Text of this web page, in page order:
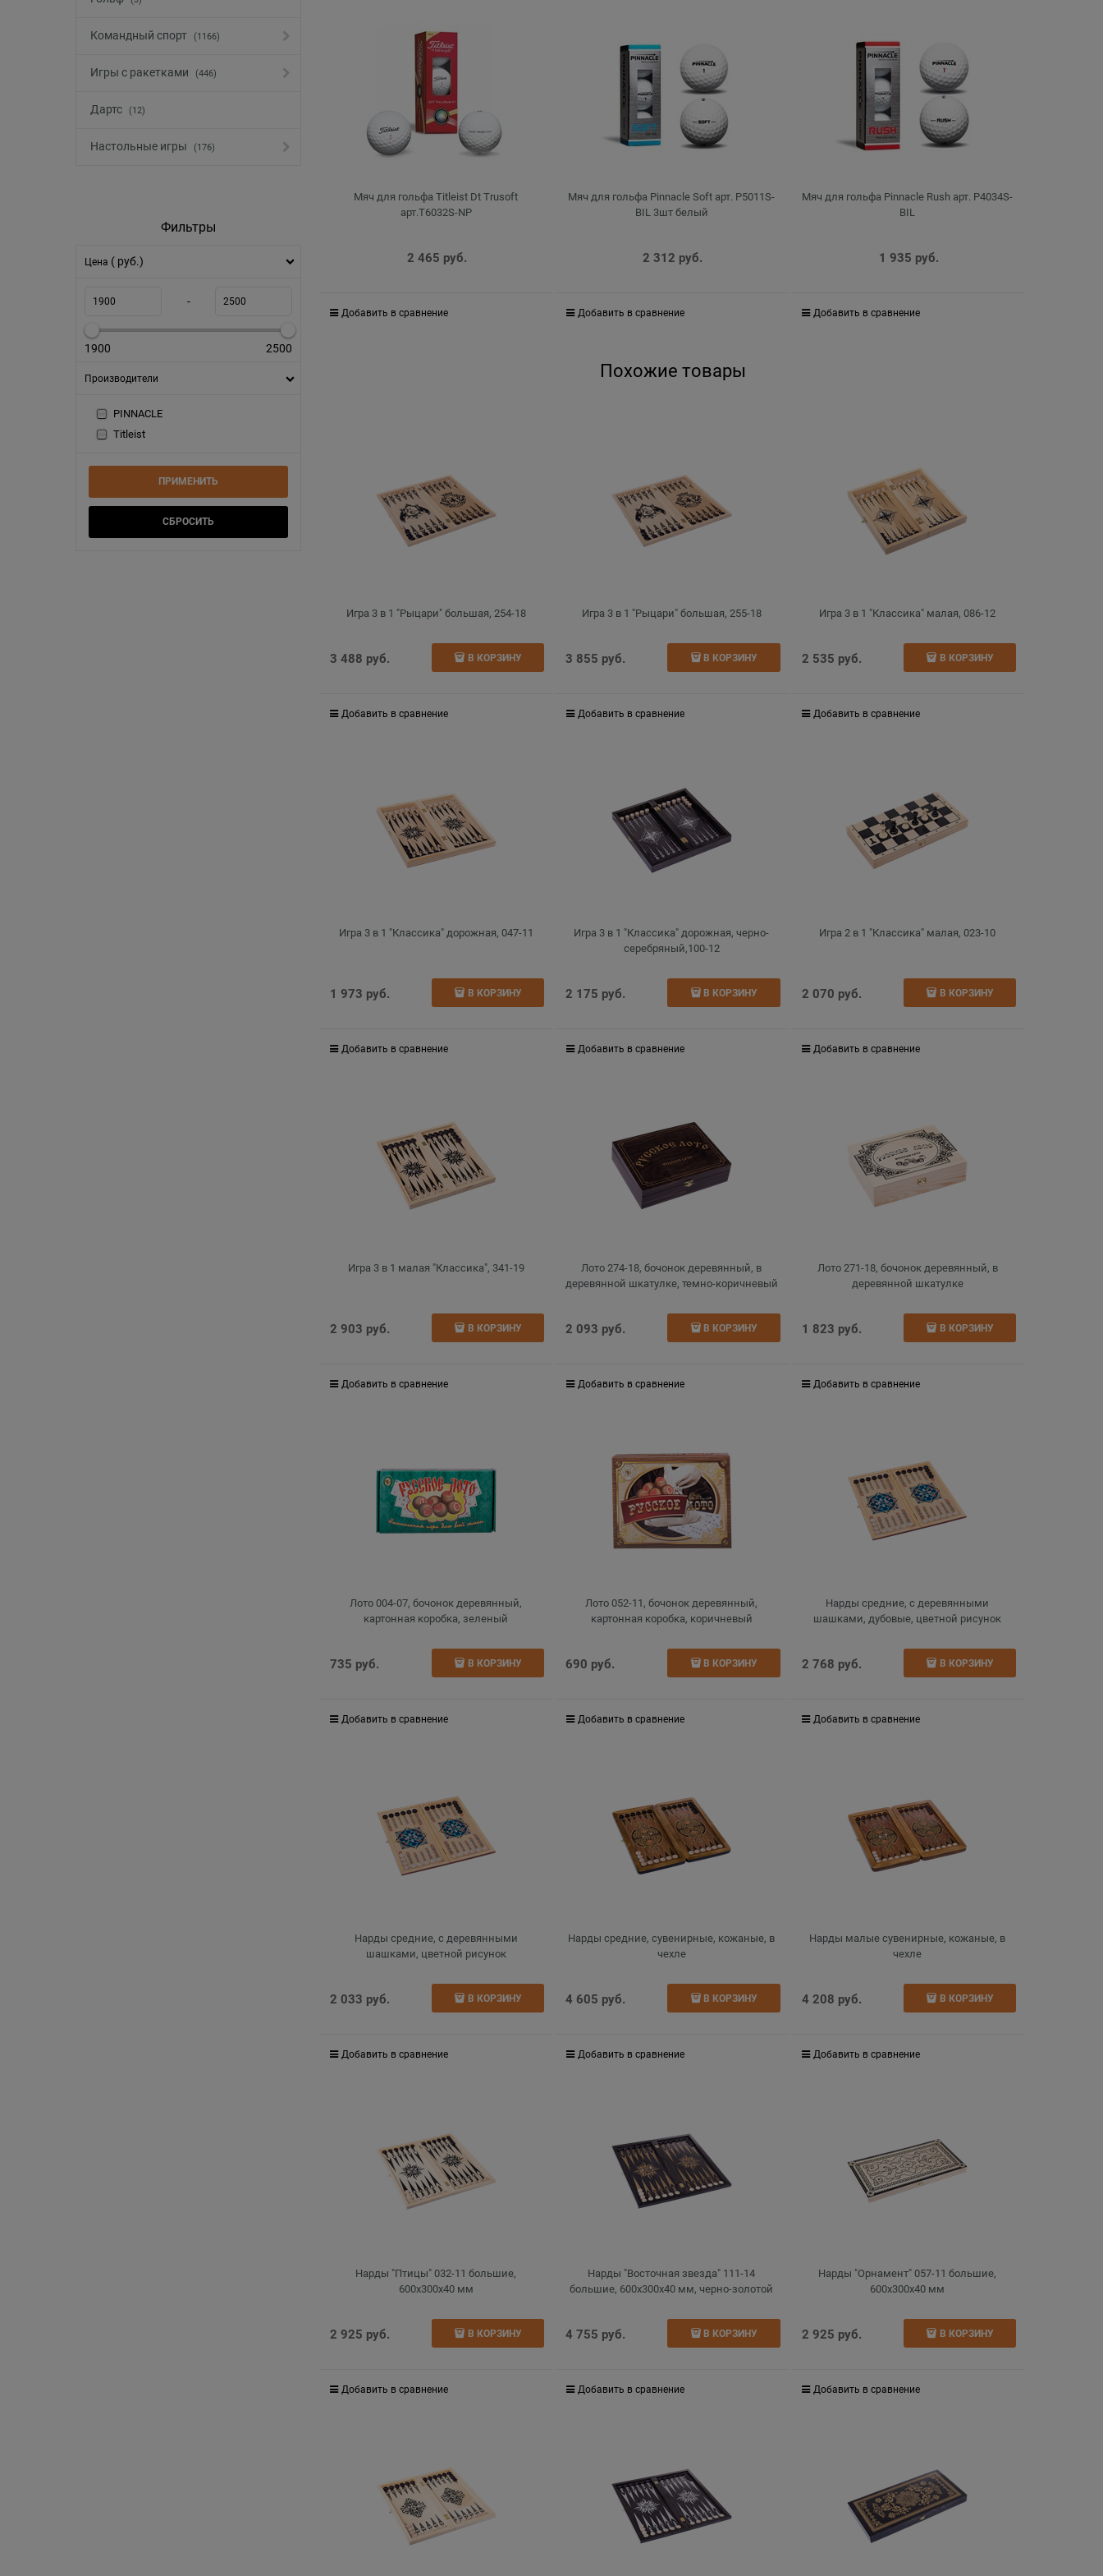
Командный спорт (1166)
Игры с ракетками (446)
Дартс (12)
Настольные игры (176)
Фильтры
Цена ( руб.)
-
1900 2500
Производители
PINNACLE
Titleist
Мяч для гольфа Titleist Dt Trusoft
арт.T6032S-NP
2 465 руб.
Добавить в сравнение
Мяч для гольфа Pinnacle Soft арт. P5011S-
BIL 3шт белый
2 312 руб.
Добавить в сравнение
Мяч для гольфа Pinnacle Rush арт. P4034S-
BIL
1 935 руб.
Добавить в сравнение
Похожие товары
Игра 3 в 1 "Рыцари" большая, 254-18
3 488 руб. В КОРЗИНУ
Добавить в сравнение
Игра 3 в 1 "Рыцари" большая, 255-18
3 855 руб. В КОРЗИНУ
Добавить в сравнение
Игра 3 в 1 "Классика" малая, 086-12
2 535 руб. В КОРЗИНУ
Добавить в сравнение
Игра 3 в 1 "Классика" дорожная, 047-11
1 973 руб. В КОРЗИНУ
Добавить в сравнение
Игра 3 в 1 "Классика" дорожная, черно-
серебряный,100-12
2 175 руб. В КОРЗИНУ
Добавить в сравнение
Игра 2 в 1 "Классика" малая, 023-10
2 070 руб. В КОРЗИНУ
Добавить в сравнение
Игра 3 в 1 малая "Классика", 341-19
2 903 руб. В КОРЗИНУ
Добавить в сравнение
Лото 274-18, бочонок деревянный, в
деревянной шкатулке, темно-коричневый
2 093 руб. В КОРЗИНУ
Добавить в сравнение
Лото 271-18, бочонок деревянный, в
деревянной шкатулке
1 823 руб. В КОРЗИНУ
Добавить в сравнение
Лото 004-07, бочонок деревянный,
картонная коробка, зеленый
735 руб. В КОРЗИНУ
Добавить в сравнение
Лото 052-11, бочонок деревянный,
картонная коробка, коричневый
690 руб. В КОРЗИНУ
Добавить в сравнение
Нарды средние, с деревянными
шашками, дубовые, цветной рисунок
2 768 руб. В КОРЗИНУ
Добавить в сравнение
Нарды средние, с деревянными
шашками, цветной рисунок
2 033 руб. В КОРЗИНУ
Добавить в сравнение
Нарды средние, сувенирные, кожаные, в
чехле
4 605 руб. В КОРЗИНУ
Добавить в сравнение
Нарды малые сувенирные, кожаные, в
чехле
4 208 руб. В КОРЗИНУ
Добавить в сравнение
Нарды "Птицы" 032-11 большие,
600х300х40 мм
2 925 руб. В КОРЗИНУ
Добавить в сравнение
Нарды "Восточная звезда" 111-14
большие, 600х300х40 мм, черно-золотой
4 755 руб. В КОРЗИНУ
Добавить в сравнение
Нарды "Орнамент" 057-11 большие,
600х300х40 мм
2 925 руб. В КОРЗИНУ
Добавить в сравнение